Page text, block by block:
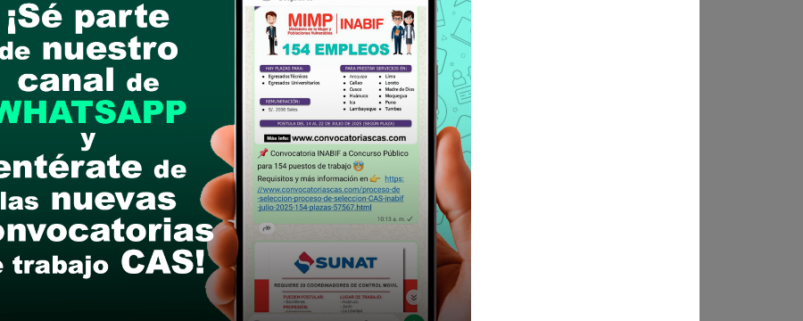
Y ASISTENCIA SOCIAL
universitario en las carreras de Enfermería, Obstetricia, Sociología,
año en el sector público y/o privado.
función o materia: seis (06) meses en temas relacionados en la gestión
y conducción de personal, de los cuales seis (06) meses debe ser en el sector